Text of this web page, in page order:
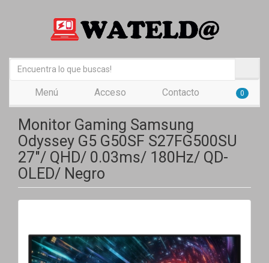
Menú Acceso Contacto 0
Monitor Gaming Samsung
Odyssey G5 G50SF S27FG500SU
27"/ QHD/ 0.03ms/ 180Hz/ QD-
OLED/ Negro